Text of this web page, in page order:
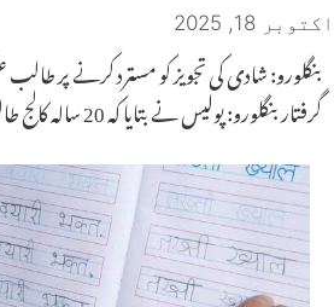
اکتوبر 18, 2025
گرفتار بنگلورو: پولیس نے بتایا کہ 20 سالہ کالج طالب علم کے قتل کے